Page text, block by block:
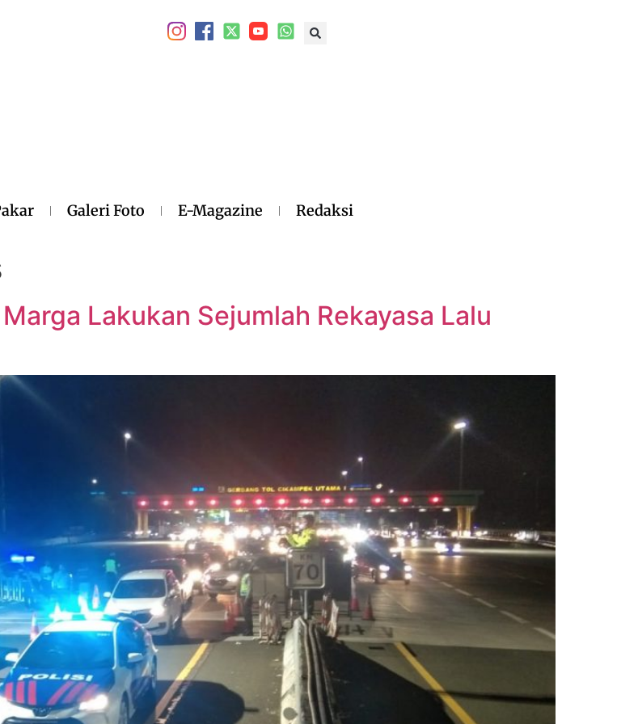
Galeri Foto E-Magazine Redaksi
Lakukan Sejumlah Rekayasa Lalu